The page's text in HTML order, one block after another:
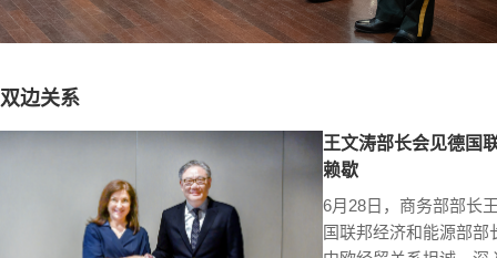
双边关系
王文涛部长会见德国
赖歇
6月28日，商务部部长
国联邦经济和能源部